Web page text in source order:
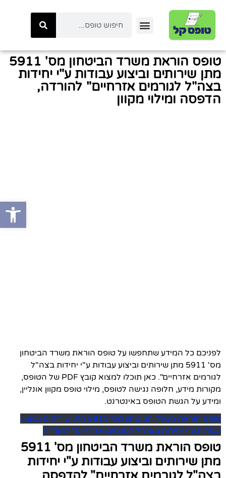
טופס הוראת משרד הביטחון מס' 5911
מתן שירותים וביצוע עבודות ע"י יחידות
בצה"ל לגורמים אזרחיים" להורדה,
הדפסה ומילוי מקוון
לפניכם כל המידע שתחפשו על טופס הוראת משרד הביטחון
מס' 5911 מתן שירותים וביצוע עבודות ע"י יחידות בצה"ל
לגורמים אזרחיים". כאן תוכלו למצוא קובץ PDF של הטופס,
מקורות מידע, חלופה נגישה לטופס, מילוי טופס מקוון אונליין,
ומידע על הגשת הטופס באינטרנט.
טופס הוראת משרד הביטחון מס' 5911 מתן שירותים וביצוע
עבודות ע"י יחידות בצה"ל לגורמים אזרחיים" להורדה
טופס הוראת משרד הביטחון מס' 5911
מתן שירותים וביצוע עבודות ע"י יחידות
פתח